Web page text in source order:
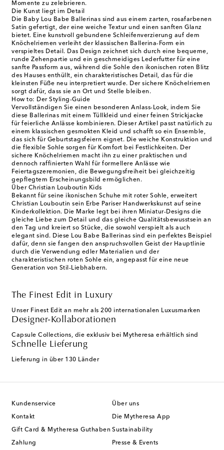
Momente zu zelebrieren.
Die Kunst liegt im Detail
Die Baby Lou Babe Ballerinas sind aus einem zarten, rosafarbenen
Satin gefertigt, der eine weiche Textur und einen sanften Glanz
bietet. Eine kunstvoll gebundene Schleifenverzierung auf dem
Knöchelriemen verleiht der klassischen Ballerina-Form ein
verspieltes Detail. Das Design zeichnet sich durch eine bequeme,
runde Zehenpartie und ein geschmeidiges Lederfutter für eine
sanfte Passform aus, während die Sohle den ikonischen roten Blitz
des Hauses enthüllt, ein charakteristisches Detail, das für die
kleinsten Füße neu interpretiert wurde. Der sichere Knöchelriemen
sorgt dafür, dass sie an Ort und Stelle bleiben.
How to: Der Styling-Guide
Vervollständigen Sie einen besonderen Anlass-Look, indem Sie
diese Ballerinas mit einem Tüllkleid und einer feinen Strickjacke
für feierliche Anlässe kombinieren. Dieser Artikel passt natürlich zu
einem klassischen gesmokten Kleid und schafft so ein Ensemble,
das sich für Geburtstagsfeiern eignet. Die weiche Konstruktion und
die flexible Sohle sorgen für Komfort bei Festlichkeiten. Der
sichere Knöchelriemen macht ihn zu einer praktischen und
dennoch raffinierten Wahl für formellere Anlässe wie
Feiertagszeremonien, die Bewegungsfreiheit bei gleichzeitig
gepflegtem Erscheinungsbild ermöglichen.
Über Christian Louboutin Kids
Bekannt für seine ikonischen Schuhe mit roter Sohle, erweitert
Christian Louboutin sein Erbe Pariser Handwerkskunst auf seine
Kinderkollektion. Die Marke legt bei ihren Miniatur-Designs die
gleiche Liebe zum Detail und das gleiche Qualitätsbewusstsein an
den Tag und kreiert so Stücke, die sowohl verspielt als auch
elegant sind. Diese Lou Babe Ballerinas sind ein perfektes Beispiel
dafür, denn sie fangen den anspruchsvollen Geist der Hauptlinie
durch die Verwendung edler Materialien und der
charakteristischen roten Sohle ein, angepasst für eine neue
Generation von Stil-Liebhabern.
The Finest Edit in Luxury
Unser Finest Edit an mehr als 200 internationalen Luxusmarken
Designer-Kollaborationen
Capsule Collections, die exklusiv bei Mytheresa erhältlich sind
Schnelle Lieferung
Lieferung in über 130 Länder
Kundenservice
Kontakt
Gift Card & Mytheresa Guthaben
Zahlung
Über uns
Die Mytheresa App
Sustainability
Presse & Events